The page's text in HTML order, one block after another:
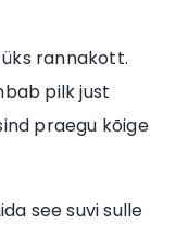
rannakott.
pilk just
praegu kõige
see suvi sulle